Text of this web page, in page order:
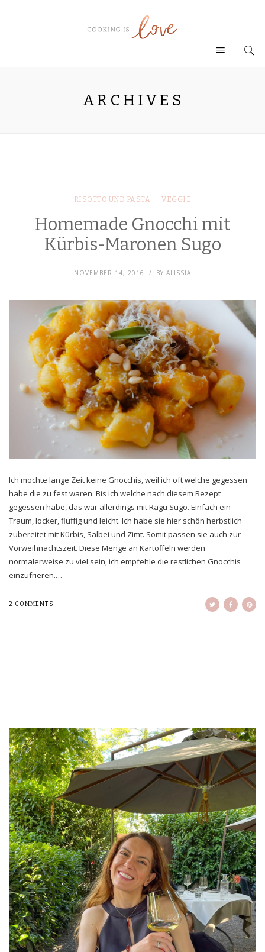
ARCHIVES
RISOTTO UND PASTA VEGGIE
Homemade Gnocchi mit
Kürbis-Maronen Sugo
NOVEMBER 14, 2016 BY ALISSIA
Ich mochte lange Zeit keine Gnocchis, weil ich oft welche gegessen
habe die zu fest waren. Bis ich welche nach diesem Rezept
gegessen habe, das war allerdings mit Ragu Sugo. Einfach ein
Traum, locker, fluffig und leicht. Ich habe sie hier schön herbstlich
zubereitet mit Kürbis, Salbei und Zimt. Somit passen sie auch zur
Vorweihnachtszeit. Diese Menge an Kartoffeln werden
normalerweise zu viel sein, ich empfehle die restlichen Gnocchis
einzufrieren.…
2 COMMENTS